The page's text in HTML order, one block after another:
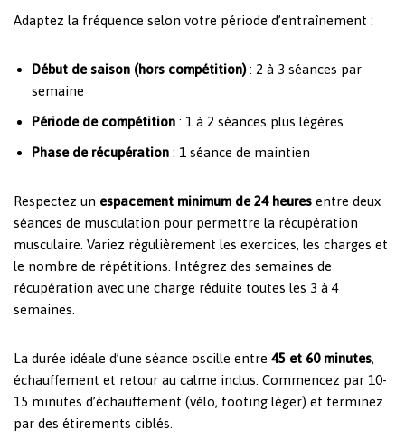
Adaptez la fréquence selon votre période d’entraînement :
Début de saison (hors compétition): 2 à 3 séances par
semaine
Période de compétition : 1 à 2 séances plus légères
Phase de récupération : 1 séance de maintien
Respectez un espacement minimum de 24 heures entre deux
séances de musculation pour permettre la récupération
musculaire. Variez régulièrement les exercices, les charges et
le nombre de répétitions. Intégrez des semaines de
récupération avec une charge réduite toutes les 3 à 4
semaines.
La durée idéale d’une séance oscille entre 45 et 60 minutes,
échauffement et retour au calme inclus. Commencez par 10-
15 minutes d’échauffement (vélo, footing léger) et terminez
par des étirements ciblés.